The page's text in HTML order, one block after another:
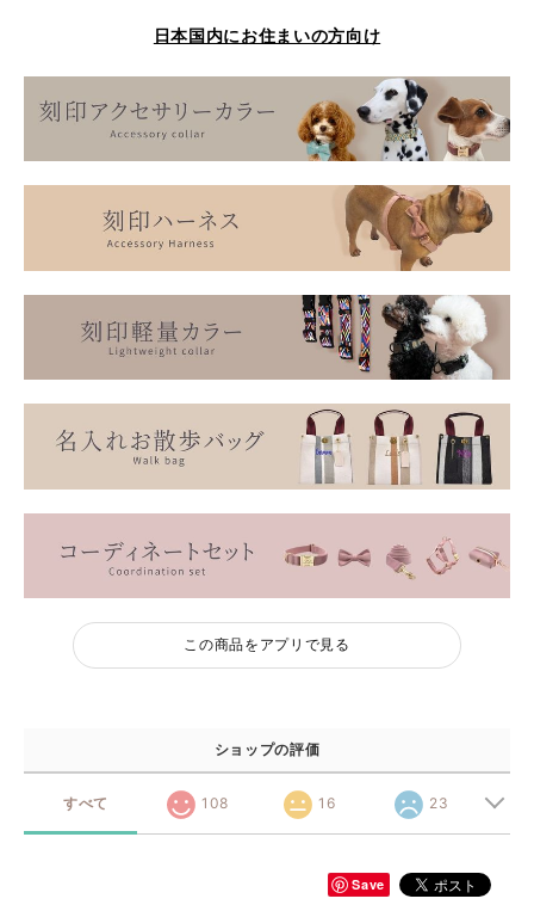
日本国内にお住まいの方向け
この商品をアプリで見る
ショップの評価
すべて 108 16 23
Save